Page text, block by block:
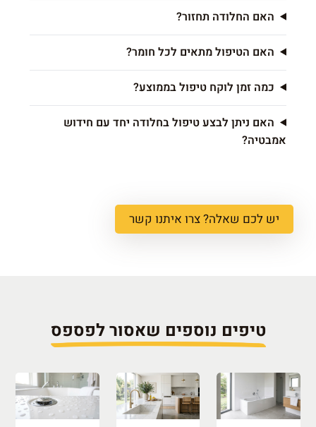
האם החלודה תחזור?
האם הטיפול מתאים לכל חומר?
כמה זמן לוקח טיפול בממוצע?
האם ניתן לבצע טיפול בחלודה יחד עם חידוש
אמבטיה?
יש לכם שאלה? צרו איתנו קשר
טיפים נוספים שאסור לפספס